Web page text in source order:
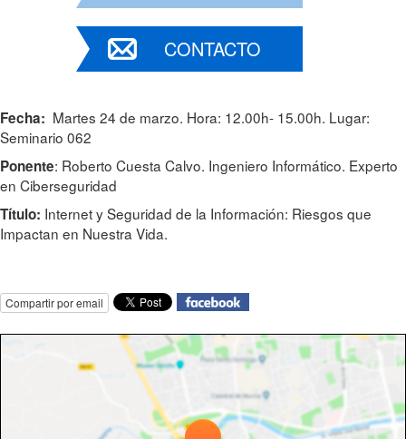
CONTACTO
Fecha: Martes 24 de marzo. Hora: 12.00h- 15.00h. Lugar:
Seminario 062
Ponente: Roberto Cuesta Calvo. Ingeniero Informático. Experto
en Ciberseguridad
Título: Internet y Seguridad de la Información: Riesgos que
Impactan en Nuestra Vida.
Compartir por email